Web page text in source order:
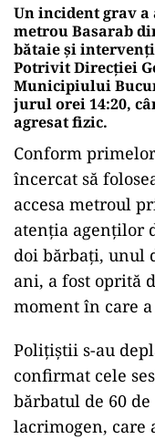
Un incident grav
metrou Basarab
bătaie și
Potrivit Direcției
Municipiului
jurul orei 14:20,
agresat fizic.
Conform
încercat să
accesa metroul
atenția agenților
doi bărbați, unul
ani, a fost oprită
moment în care
Polițiștii s-au
confirmat cele
bărbatul de 60
lacrimogen, care